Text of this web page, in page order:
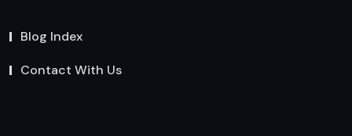
Blog Index
Contact With Us